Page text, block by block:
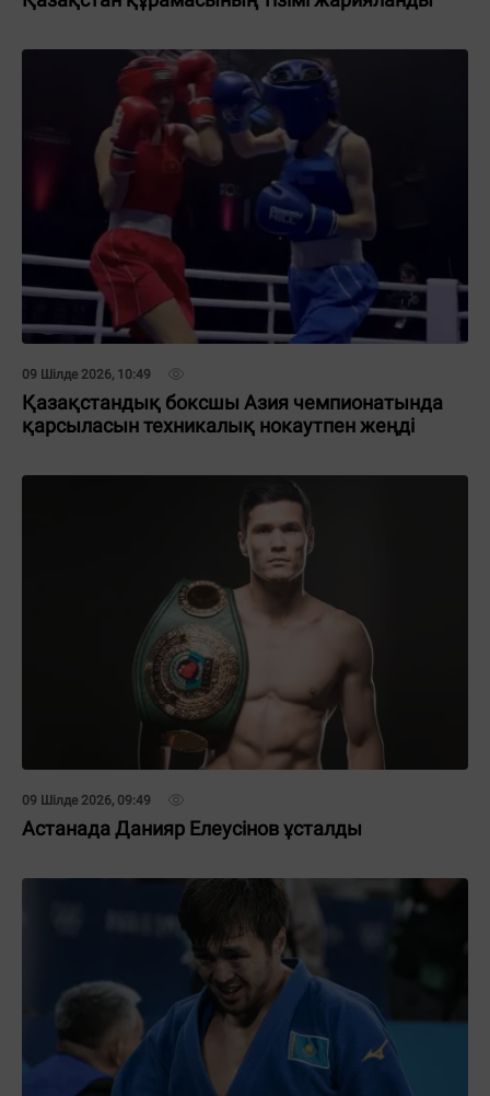
09 Шілде 2026, 10:49
Қазақстандық боксшы Азия чемпионатында
қарсыласын техникалық нокаутпен жеңді
09 Шілде 2026, 09:49
Астанада Данияр Елеусінов ұсталды